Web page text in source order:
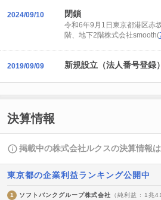
2024/09/10 閉鎖
令和6年9月1日東京都港区赤
階、地下2階株式会社smooth(
2019/09/09 新規設立（法人番号登録）
決算情報
掲載中の株式会社ルクスの決算情報は
東京都の企業利益ランキング公開中
1 ソフトバンクグループ株式会社 （純利益 : 1兆